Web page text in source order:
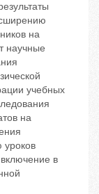
на
научные
учебных
на
в